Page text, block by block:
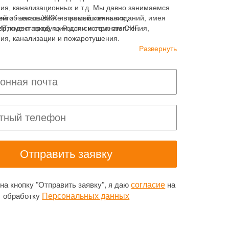
канализационных и т.д. Мы давно занимаемся
объектов ЖКХ и промышленных зданий, имея
продукции для систем: отопления,
канализации и пожаротушения.
- заказывайте в нашей компании
с доставкой по России и странам СНГ.
Развернуть
кнопку "Отправить заявку", я даюсогласие на
обработку Персональных данных